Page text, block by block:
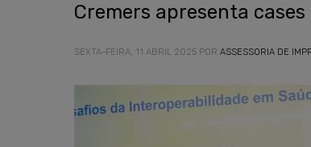
Cremers apresenta
SEXTA-FEIRA, 11 ABRIL 2025 POR ASSESSORIA DE